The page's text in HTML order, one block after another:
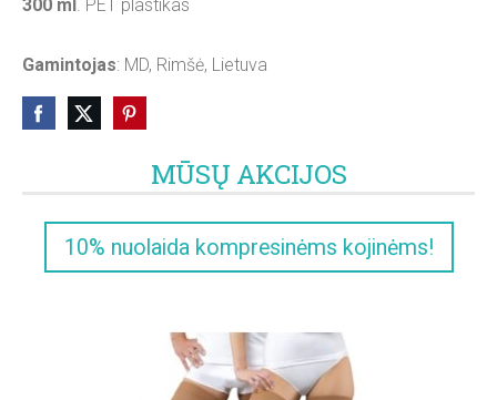
MŪSŲ AKCIJOS
10% nuolaida kompresinėms kojinėms!
300 ml. PET plastikas
Gamintojas: MD, Rimšė, Lietuva